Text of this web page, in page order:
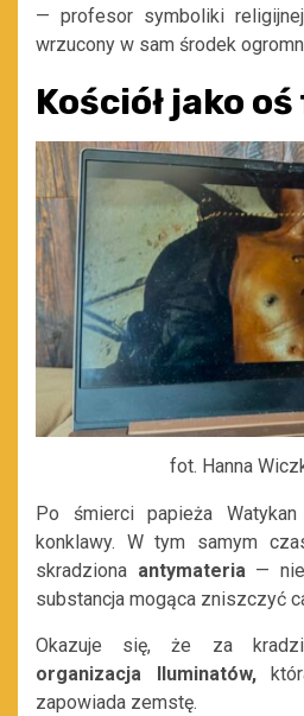
— profesor symboliki
wrzucony w sam środek
Kościół jako
fot. Hanna
Po śmierci papieża
konklawy. W tym samym
skradziona antymateria—
substancja mogąca zniszczyć
Okazuje się, że za
organizacja Iluminatów,
zapowiada zemstę.